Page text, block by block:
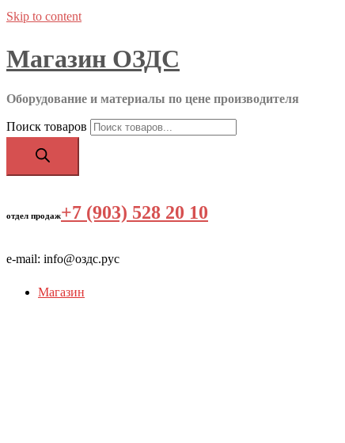
Skip to content
Магазин ОЗДС
Оборудование и материалы по цене производителя
Поиск товаров
отдел продаж+7 (903) 528 20 10
e-mail: info@оздс.рус
Магазин